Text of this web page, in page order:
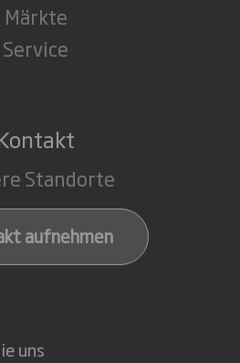
Märkte
Service
Standorte
aufnehmen
uns